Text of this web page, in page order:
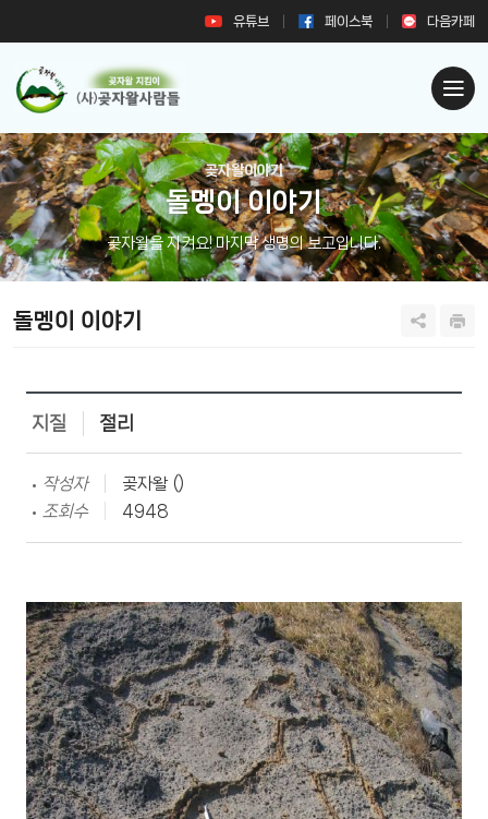
유튜브 페이스북 다음카페
곶자왈이야기
돌멩이 이야기
곶자왈을 지켜요! 마지막 생명의 보고입니다.
돌멩이 이야기
지질 절리
작성자
곶자왈 ()
조회수
4948